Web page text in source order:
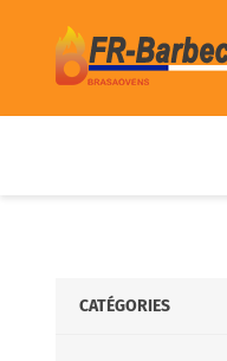
D’EXTÉRIEUR
PORTABLE
CATÉGORIES